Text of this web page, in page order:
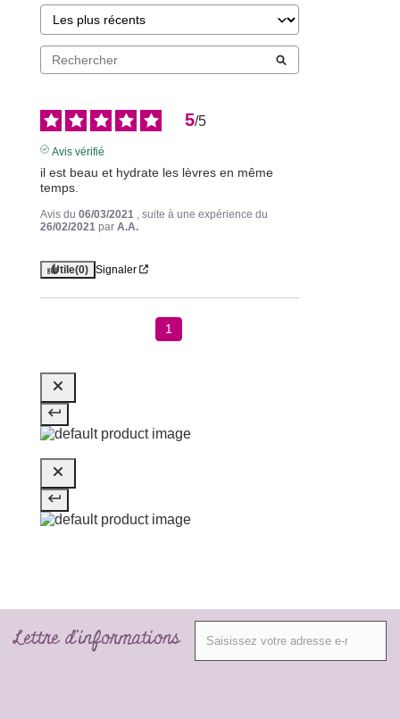
5/5
Avis vérifié
il est beau et hydrate les lèvres en même
temps.
Avis du 06/03/2021 , suite à une expérience du
26/02/2021 par A.A.
Utile(0) Signaler
1
Lettre d'informations